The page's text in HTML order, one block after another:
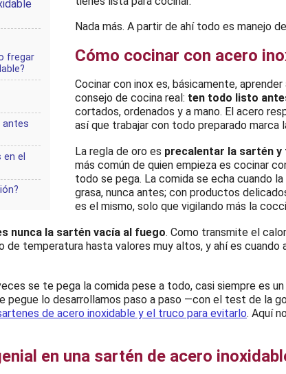
fregar
antes
el
Nada más. A partir de ahí todo es manejo
Cómo cocinar con acero
Cocinar con inox es, básicamente,
consejo de cocina real: ten todo listo
cortados, ordenados y a mano. El acero
así que trabajar con todo preparado marca
La regla de oro es precalentar la sartén
más común de quien empieza es cocinar
todo se pega. La comida se echa cuando
grasa, nunca antes; con productos
es el mismo, solo que vigilando más la
nunca la sartén vacía al fuego. Como transmite el
de temperatura hasta valores muy altos, y ahí es
se te pega la comida pese a todo, casi siempre es
pegue lo desarrollamos paso a paso —con el test de la
de acero inoxidable y el truco para evitarlo. Aquí
en una sartén de acero